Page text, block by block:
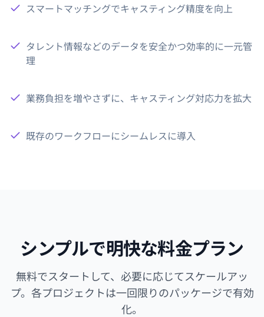
スマートマッチングでキャスティング精度を向上
タレント情報などのデータを安全かつ効率的に一元管
理
業務負担を増やさずに、キャスティング対応力を拡大
既存のワークフローにシームレスに導入
シンプルで明快な料金プラン
無料でスタートして、必要に応じてスケールアッ
プ。各プロジェクトは一回限りのパッケージで有効
化。